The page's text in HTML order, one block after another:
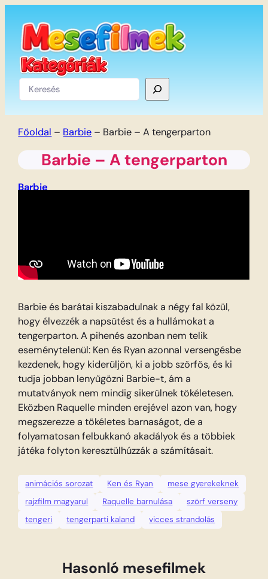
tartalomhoz
Keresés
Főoldal – Barbie – Barbie – A tengerparton
Barbie – A tengerparton
Barbie
Barbie és barátai kiszabadulnak a négy fal közül,
hogy élvezzék a napsütést és a hullámokat a
tengerparton. A pihenés azonban nem telik
eseménytelenül: Ken és Ryan azonnal versengésbe
kezdenek, hogy kiderüljön, ki a jobb szörfös, és ki
tudja jobban lenyűgözni Barbie-t, ám a
mutatványok nem mindig sikerülnek tökéletesen.
Eközben Raquelle minden erejével azon van, hogy
megszerezze a tökéletes barnaságot, de a
folyamatosan felbukkanó akadályok és a többiek
játéka folyton keresztülhúzzák a számításait.
animációs sorozat Ken és Ryan
mese gyerekeknek
rajzfilm magyarul
Raquelle barnulása
szörf verseny
tengeri
tengerparti kaland vicces strandolás
Hasonló mesefilmek